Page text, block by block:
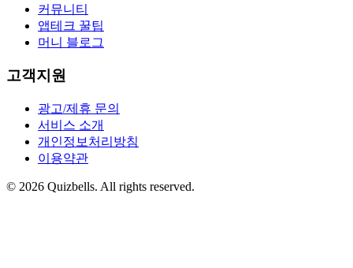
커뮤니티
앱테크 꿀팁
머니 블로그
고객지원
광고/제휴 문의
서비스 소개
개인정보처리방침
이용약관
© 2026 Quizbells. All rights reserved.